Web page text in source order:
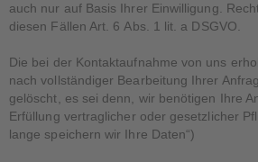
auch nur auf Basis Ihrer Einwilligung.
diesen Fällen Art. 6 Abs. 1 lit. a DSGVO.
Die bei der Kontaktaufnahme von uns
nach vollständiger Bearbeitung Ihrer
gelöscht, es sei denn, wir benötigen Ihre
Erfüllung vertraglicher oder gesetzlicher
lange speichern wir Ihre Daten“)